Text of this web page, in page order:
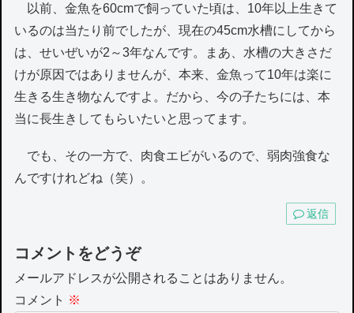
以前、金魚を60cmで飼っていた頃は、10年以上生きて
いるのは当たり前でしたが、現在の45cm水槽にしてから
は、せいぜいが2～3年なんです。まあ、水槽の大きさだ
けが原因ではありませんが、本来、金魚って10年は楽に
生きる生き物なんですよ。だから、今の子たちには、本
当に長生きしてもらいたいと思ってます。
でも、その一方で、肉食エビがいるので、弱肉強食な
んですけれどね（笑）。
返信
コメントをどうぞ
メールアドレスが公開されることはありません。
コメント ※